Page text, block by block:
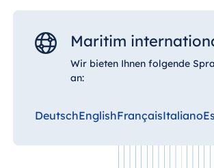
Maritim
Wir bieten Ihnen folgende
an:
DeutschEnglishFrançaisItaliano